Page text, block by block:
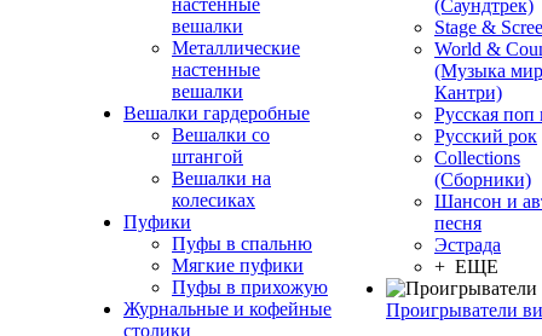
настенные
вешалки
Металлические
настенные
вешалки
Вешалки гардеробные
Вешалки со
штангой
Вешалки на
колесиках
Пуфики
Пуфы в спальню
Мягкие пуфики
Пуфы в прихожую
Журнальные и кофейные
столики
(Саундтрек)
Stage &
World &
(Музыка
Кантри)
Русская поп
Русский рок
Сollections
(Сборники)
Шансон и
песня
Эстрада
+ ЕЩЕ
Проигрыватели